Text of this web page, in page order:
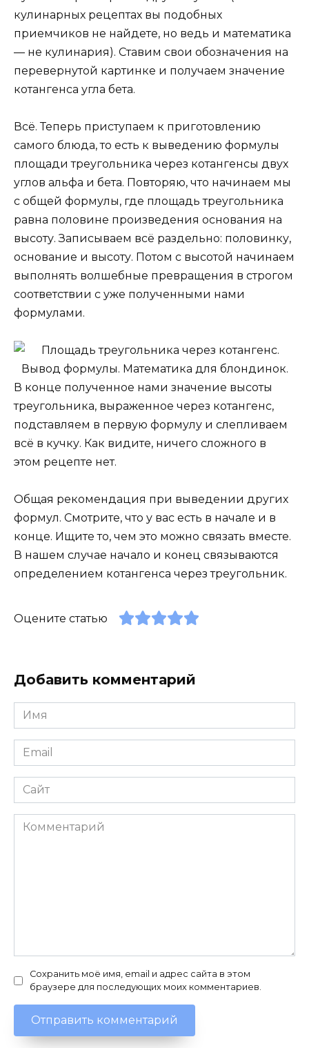
кулинарных рецептах вы подобных
приемчиков не найдете, но ведь и математика
— не кулинария). Ставим свои обозначения на
перевернутой картинке и получаем значение
котангенса угла бета.
Всё. Теперь приступаем к приготовлению
самого блюда, то есть к выведению формулы
площади треугольника через котангенсы двух
углов альфа и бета. Повторяю, что начинаем мы
с общей формулы, где площадь треугольника
равна половине произведения основания на
высоту. Записываем всё раздельно: половинку,
основание и высоту. Потом с высотой начинаем
выполнять волшебные превращения в строгом
соответствии с уже полученными нами
формулами.
В конце полученное нами значение высоты
треугольника, выраженное через котангенс,
подставляем в первую формулу и слепливаем
всё в кучку. Как видите, ничего сложного в
этом рецепте нет.
Общая рекомендация при выведении других
формул. Смотрите, что у вас есть в начале и в
конце. Ищите то, чем это можно связать вместе.
В нашем случае начало и конец связываются
определением котангенса через треугольник.
Оцените статью
Добавить комментарий
Имя
*
Email
*
Сайт
Комментарий
Сохранить моё имя, email и адрес сайта в этом
браузере для последующих моих комментариев.